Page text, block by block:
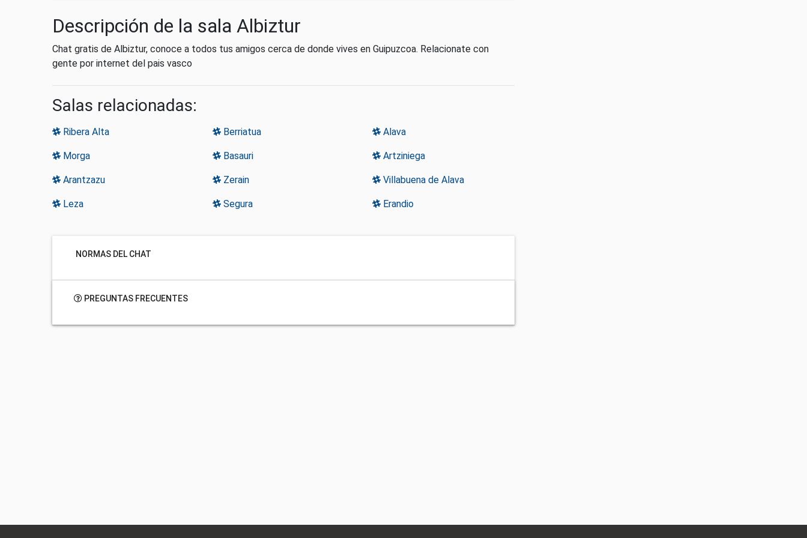
Descripción de la sala Albiztur
Chat gratis de Albiztur, conoce a todos tus amigos cerca de donde vives en Guipuzcoa. Relacionate con
gente por internet del pais vasco
Salas relacionadas:
Ribera Alta Berriatua Alava
Morga Basauri Artziniega
Arantzazu Zerain Villabuena de Alava
Leza Segura Erandio
NORMAS DEL CHAT
PREGUNTAS FRECUENTES